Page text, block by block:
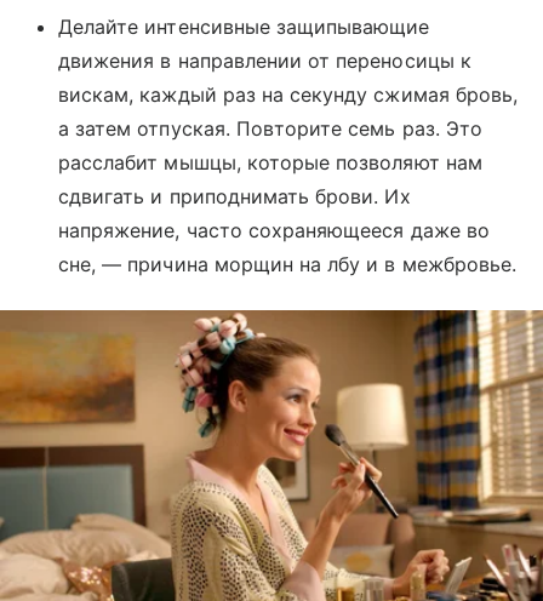
Делайте интенсивные защипывающие
движения в направлении от переносицы к
вискам, каждый раз на секунду сжимая бровь,
а затем отпуская. Повторите семь раз. Это
расслабит мышцы, которые позволяют нам
сдвигать и приподнимать брови. Их
напряжение, часто сохраняющееся даже во
сне, — причина морщин на лбу и в межбровье.